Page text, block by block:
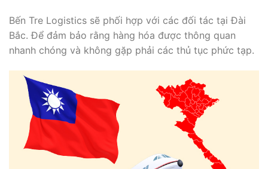
Bến Tre Logistics sẽ phối hợp với các đối tác tại Đài
Bắc. Để đảm bảo rằng hàng hóa được thông quan
nhanh chóng và không gặp phải các thủ tục phức tạp.